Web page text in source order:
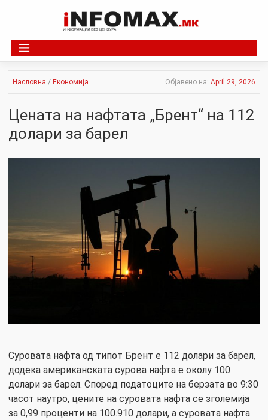
Насловна / Економија Објавено на: April 29, 2026
Цената на нафтата „Брент“ на 112
долари за барел
Суровата нафта од типот Брент е 112 долари за барел,
додека американската сурова нафта е околу 100
долари за барел. Според податоците на берзата во 9:30
часот наутро, цените на суровата нафта се зголемија
за 0,99 проценти на 100.910 долари, а суровата нафта